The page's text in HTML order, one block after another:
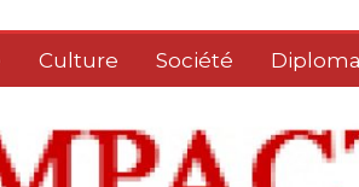
Culture Société